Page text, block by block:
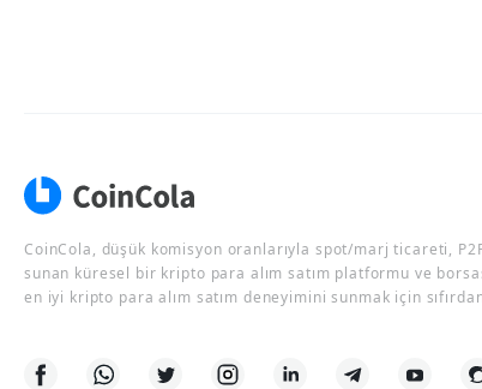
CoinCola, düşük komisyon oranlarıyla spot/marj ticareti,
sunan küresel bir kripto para alım satım platformu ve
en iyi kripto para alım satım deneyimini sunmak için